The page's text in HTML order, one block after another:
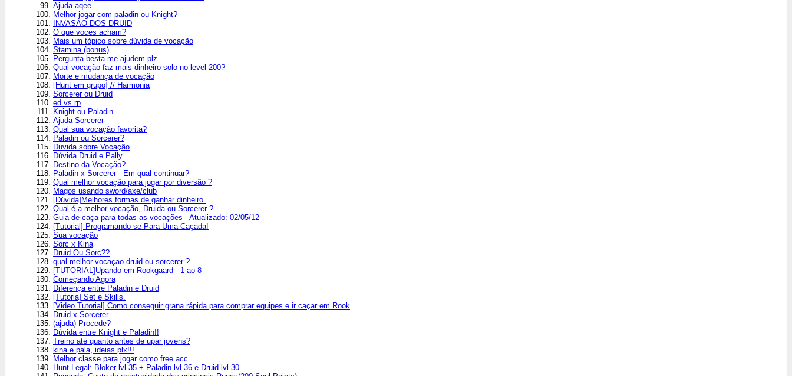
Ajuda aqee .
Melhor jogar com paladin ou Knight?
INVASAO DOS DRUID
O que voces acham?
Mais um tópico sobre dúvida de vocação
Stamina (bonus)
Pergunta besta me ajudem plz
Qual vocação faz mais dinheiro solo no level 200?
Morte e mudança de vocação
[Hunt em grupo] // Harmonia
Sorcerer ou Druid
ed vs rp
Knight ou Paladin
Ajuda Sorcerer
Qual sua vocação favorita?
Paladin ou Sorcerer?
Duvida sobre Vocação
Dúvida Druid e Pally
Destino da Vocação?
Paladin x Sorcerer - Em qual continuar?
Qual melhor vocação para jogar por diversão ?
Magos usando sword/axe/club
[Dúvida]Melhores formas de ganhar dinheiro.
Qual é a melhor vocação, Druida ou Sorcerer ?
Guia de caça para todas as vocações - Atualizado: 02/05/12
[Tutorial] Programando-se Para Uma Caçada!
Sua vocação
Sorc x Kina
Druid Ou Sorc??
qual melhor vocaçao druid ou sorcerer ?
[TUTORIAL]Upando em Rookgaard - 1 ao 8
Começando Agora
Diferença entre Paladin e Druid
[Tutoria] Set e Skills.
[Video Tutorial] Como conseguir grana rápida para comprar equipes e ir caçar em Rook
Druid x Sorcerer
(ajuda) Procede?
Dúvida entre Knight e Paladin!!
Treino até quanto antes de upar jovens?
kina e pala, ideias plx!!!
Melhor classe para jogar como free acc
Hunt Legal: Bloker lvl 35 + Paladin lvl 36 e Druid lvl 30